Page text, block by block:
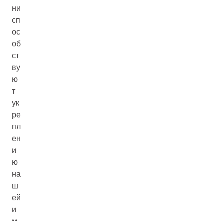
ни
сп
ос
об
ст
ву
ю
т
ук
ре
пл
ен
и
ю
на
ш
ей
и